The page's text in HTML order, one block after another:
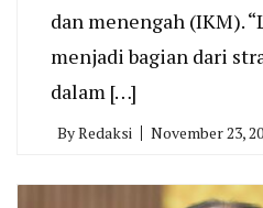
dan menengah (IKM).
menjadi bagian dari
dalam […]
ByRedaksi November 23,